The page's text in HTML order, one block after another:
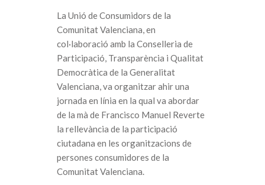
La Unió de Consumidors de la
Comunitat Valenciana, en
col·laboració amb la Conselleria de
Participació, Transparència i Qualitat
Democràtica de la Generalitat
Valenciana, va organitzar ahir una
jornada en línia en la qual va abordar
de la mà de Francisco Manuel Reverte
la rellevància de la participació
ciutadana en les organitzacions de
persones consumidores de la
Comunitat Valenciana.